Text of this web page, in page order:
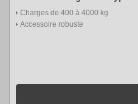
Charges de 400 à 4000 kg
Accessoire robuste